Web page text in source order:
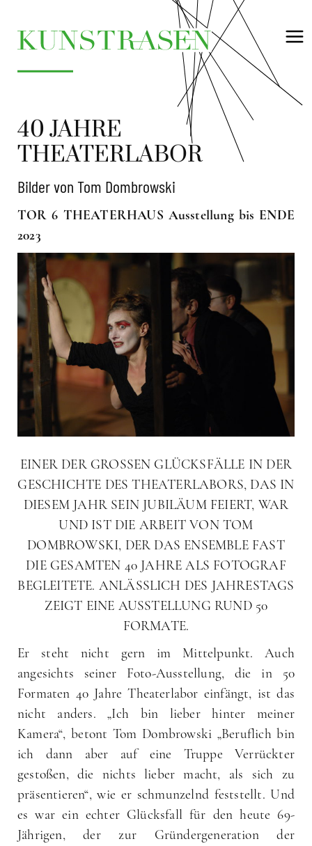
40 JAHRE
THEATERLABOR
Bilder von Tom Dombrowski
TOR 6 THEATERHAUS Ausstellung bis ENDE
2023
EINER DER GROSSEN GLÜCKSFÄLLE IN DER
GESCHICHTE DES THEATERLABORS, DAS IN
DIESEM JAHR SEIN JUBILÄUM FEIERT, WAR
UND IST DIE ARBEIT VON TOM
DOMBROWSKI, DER DAS ENSEMBLE FAST
DIE GESAMTEN 40 JAHRE ALS FOTOGRAF
BEGLEITETE. ANLÄSSLICH DES JAHRESTAGS
ZEIGT EINE AUSSTELLUNG RUND 50
FORMATE.
Er steht nicht gern im Mittelpunkt. Auch
angesichts seiner Foto-Ausstellung, die in 50
Formaten 40 Jahre Theaterlabor einfängt, ist das
nicht anders. „Ich bin lieber hinter meiner
Kamera“, betont Tom Dombrowski „Beruflich bin
ich dann aber auf eine Truppe Verrückter
gestoßen, die nichts lieber macht, als sich zu
präsentieren“, wie er schmunzelnd feststellt. Und
es war ein echter Glücksfall für den heute 69-
Jährigen, der zur Gründergeneration der